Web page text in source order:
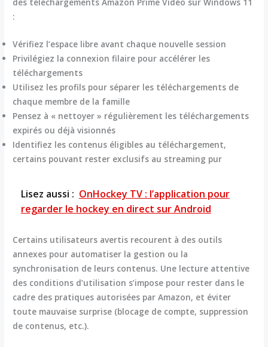
:
Vérifiez l’espace libre avant chaque nouvelle session
Privilégiez la connexion filaire pour accélérer les
téléchargements
Utilisez les profils pour séparer les téléchargements de
chaque membre de la famille
Pensez à « nettoyer » régulièrement les téléchargements
expirés ou déjà visionnés
Identifiez les contenus éligibles au téléchargement,
certains pouvant rester exclusifs au streaming pur
Lisez aussi : OnHockey TV : l’application pour
regarder le hockey en direct sur Android
Certains utilisateurs avertis recourent à des outils
annexes pour automatiser la gestion ou la
synchronisation de leurs contenus. Une lecture attentive
des conditions d’utilisation s’impose pour rester dans le
cadre des pratiques autorisées par Amazon, et éviter
toute mauvaise surprise (blocage de compte, suppression
de contenus, etc.).